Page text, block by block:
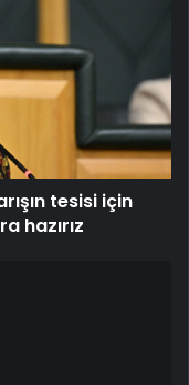
tesisi için
hazırız